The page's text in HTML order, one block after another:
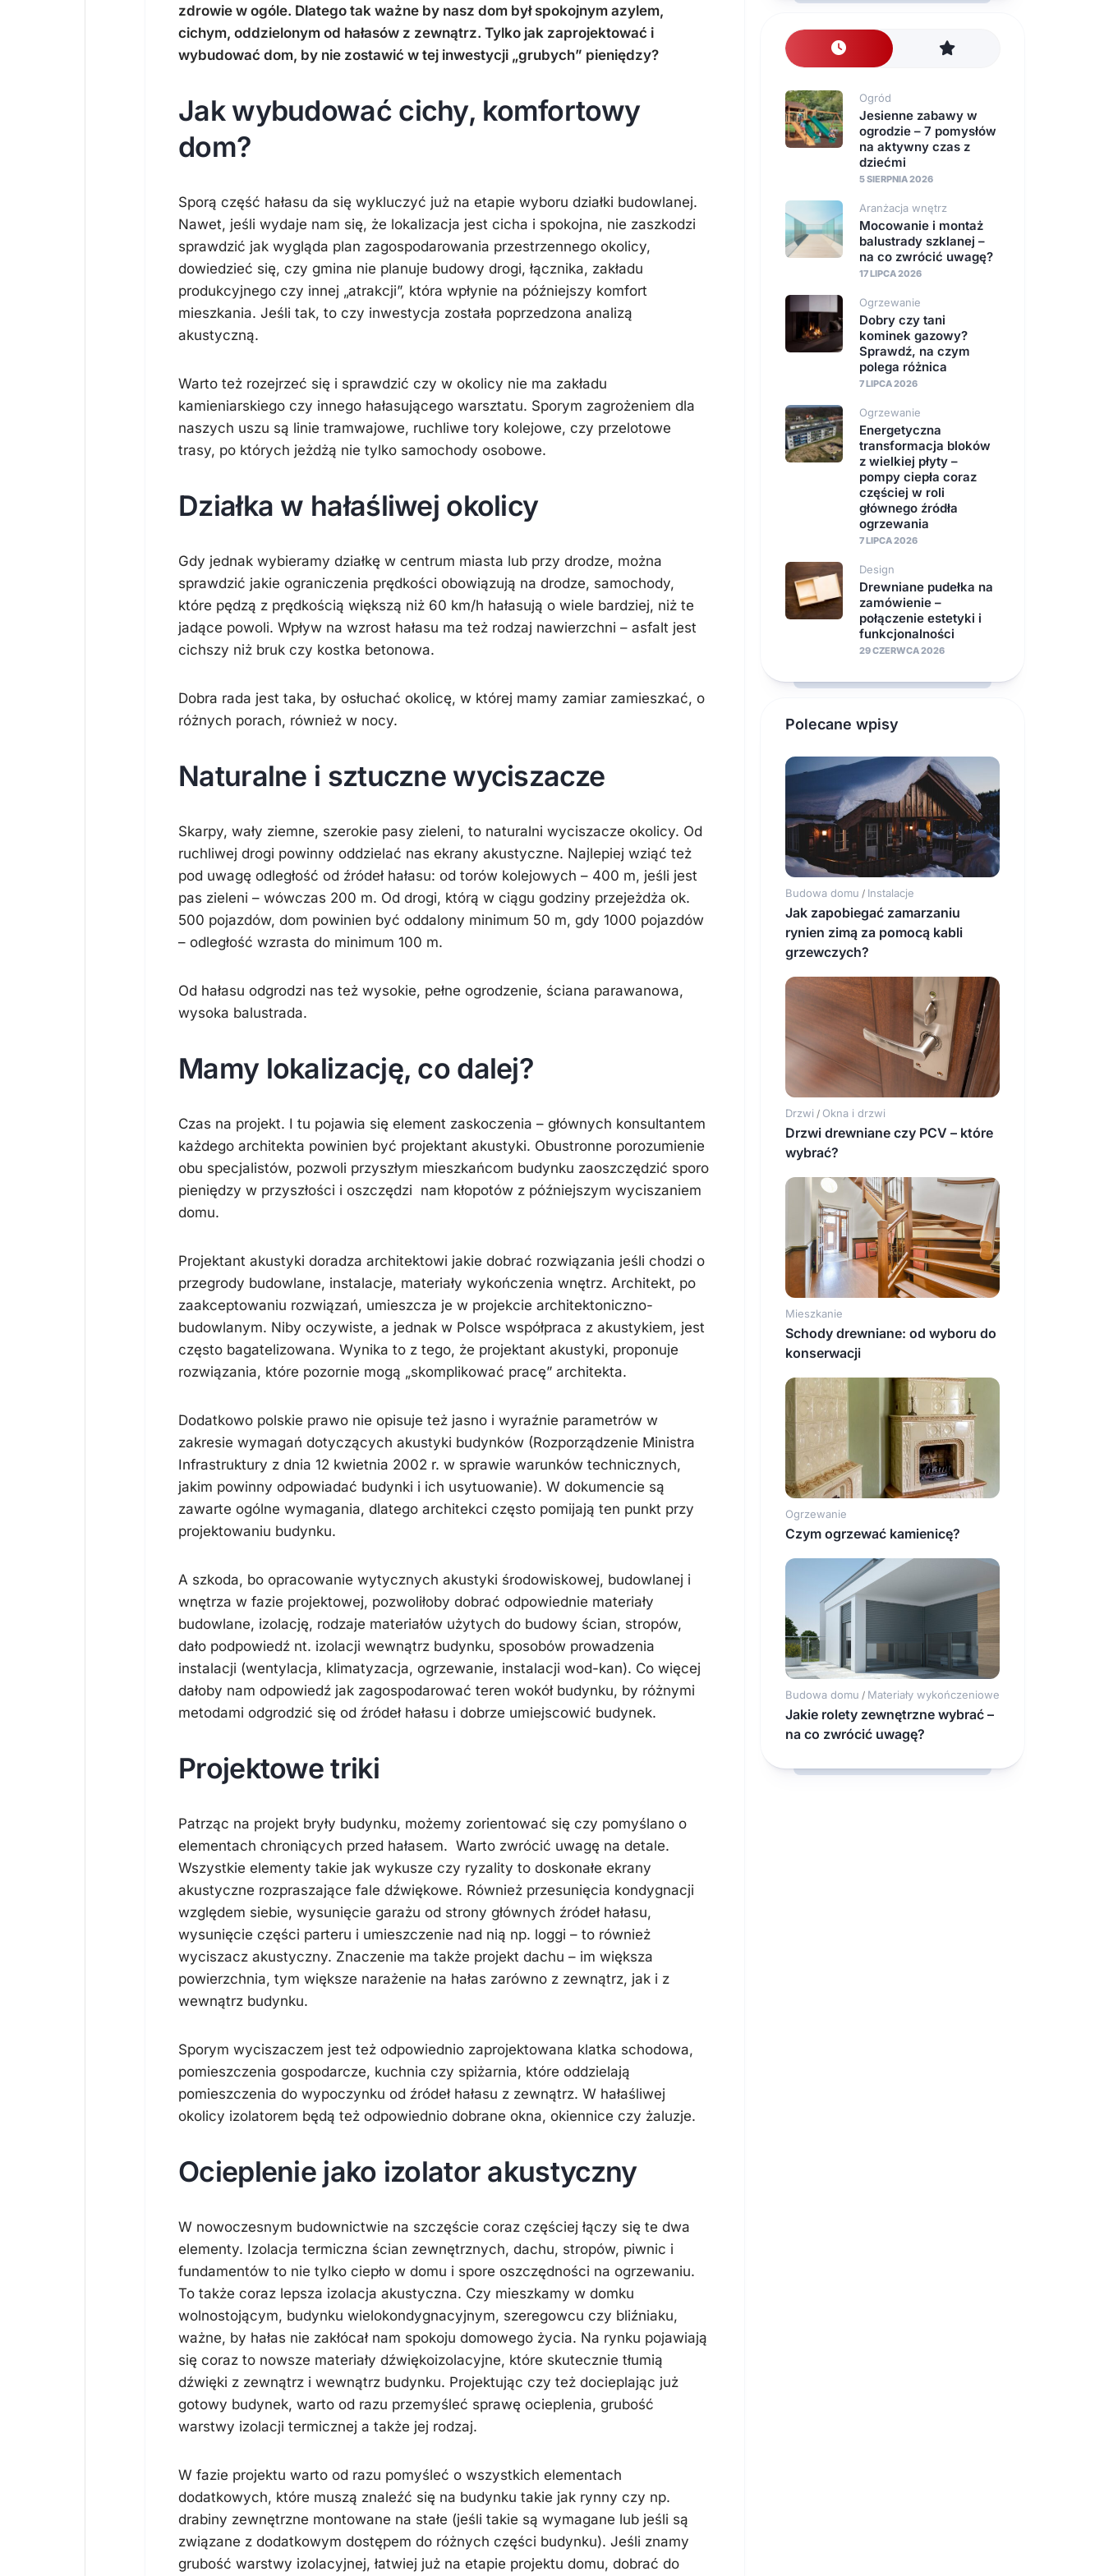
Więźba
dachowa
zimowe
nawierzchnie
Instalacje
zdrowie w ogóle. Dlatego tak ważne by nasz dom był spokojnym azylem,
cichym, oddzielonym od hałasów z zewnątrz. Tylko jak zaprojektować i
wybudować dom, by nie zostawić w tej inwestycji „grubych” pieniędzy?
Jak wybudować cichy, komfortowy
dom?
Sporą część hałasu da się wykluczyć już na etapie wyboru działki budowlanej.
Nawet, jeśli wydaje nam się, że lokalizacja jest cicha i spokojna, nie zaszkodzi
sprawdzić jak wygląda plan zagospodarowania przestrzennego okolicy,
dowiedzieć się, czy gmina nie planuje budowy drogi, łącznika, zakładu
produkcyjnego czy innej „atrakcji”, która wpłynie na późniejszy komfort
mieszkania. Jeśli tak, to czy inwestycja została poprzedzona analizą
akustyczną.
Warto też rozejrzeć się i sprawdzić czy w okolicy nie ma zakładu
kamieniarskiego czy innego hałasującego warsztatu. Sporym zagrożeniem dla
naszych uszu są linie tramwajowe, ruchliwe tory kolejowe, czy przelotowe
trasy, po których jeżdżą nie tylko samochody osobowe.
Działka w hałaśliwej okolicy
Gdy jednak wybieramy działkę w centrum miasta lub przy drodze, można
sprawdzić jakie ograniczenia prędkości obowiązują na drodze, samochody,
które pędzą z prędkością większą niż 60 km/h hałasują o wiele bardziej, niż te
jadące powoli. Wpływ na wzrost hałasu ma też rodzaj nawierzchni – asfalt jest
cichszy niż bruk czy kostka betonowa.
Dobra rada jest taka, by osłuchać okolicę, w której mamy zamiar zamieszkać, o
różnych porach, również w nocy.
Naturalne i sztuczne wyciszacze
Skarpy, wały ziemne, szerokie pasy zieleni, to naturalni wyciszacze okolicy. Od
ruchliwej drogi powinny oddzielać nas ekrany akustyczne. Najlepiej wziąć też
pod uwagę odległość od źródeł hałasu: od torów kolejowych – 400 m, jeśli jest
pas zieleni – wówczas 200 m. Od drogi, którą w ciągu godziny przejeżdża ok.
500 pojazdów, dom powinien być oddalony minimum 50 m, gdy 1000 pojazdów
– odległość wzrasta do minimum 100 m.
Od hałasu odgrodzi nas też wysokie, pełne ogrodzenie, ściana parawanowa,
wysoka balustrada.
Mamy lokalizację, co dalej?
Czas na projekt. I tu pojawia się element zaskoczenia – głównych konsultantem
każdego architekta powinien być projektant akustyki. Obustronne porozumienie
obu specjalistów, pozwoli przyszłym mieszkańcom budynku zaoszczędzić sporo
pieniędzy w przyszłości i oszczędzi nam kłopotów z późniejszym wyciszaniem
domu.
Projektant akustyki doradza architektowi jakie dobrać rozwiązania jeśli chodzi o
przegrody budowlane, instalacje, materiały wykończenia wnętrz. Architekt, po
zaakceptowaniu rozwiązań, umieszcza je w projekcie architektoniczno-
budowlanym. Niby oczywiste, a jednak w Polsce współpraca z akustykiem, jest
często bagatelizowana. Wynika to z tego, że projektant akustyki, proponuje
rozwiązania, które pozornie mogą „skomplikować pracę” architekta.
Dodatkowo polskie prawo nie opisuje też jasno i wyraźnie parametrów w
zakresie wymagań dotyczących akustyki budynków (Rozporządzenie Ministra
Infrastruktury z dnia 12 kwietnia 2002 r. w sprawie warunków technicznych,
jakim powinny odpowiadać budynki i ich usytuowanie). W dokumencie są
zawarte ogólne wymagania, dlatego architekci często pomijają ten punkt przy
projektowaniu budynku.
A szkoda, bo opracowanie wytycznych akustyki środowiskowej, budowlanej i
wnętrza w fazie projektowej, pozwoliłoby dobrać odpowiednie materiały
budowlane, izolację, rodzaje materiałów użytych do budowy ścian, stropów,
dało podpowiedź nt. izolacji wewnątrz budynku, sposobów prowadzenia
instalacji (wentylacja, klimatyzacja, ogrzewanie, instalacji wod-kan). Co więcej
dałoby nam odpowiedź jak zagospodarować teren wokół budynku, by różnymi
metodami odgrodzić się od źródeł hałasu i dobrze umiejscowić budynek.
Projektowe triki
Patrząc na projekt bryły budynku, możemy zorientować się czy pomyślano o
elementach chroniących przed hałasem. Warto zwrócić uwagę na detale.
Wszystkie elementy takie jak wykusze czy ryzality to doskonałe ekrany
akustyczne rozpraszające fale dźwiękowe. Również przesunięcia kondygnacji
względem siebie, wysunięcie garażu od strony głównych źródeł hałasu,
wysunięcie części parteru i umieszczenie nad nią np. loggi – to również
wyciszacz akustyczny. Znaczenie ma także projekt dachu – im większa
powierzchnia, tym większe narażenie na hałas zarówno z zewnątrz, jak i z
wewnątrz budynku.
Sporym wyciszaczem jest też odpowiednio zaprojektowana klatka schodowa,
pomieszczenia gospodarcze, kuchnia czy spiżarnia, które oddzielają
pomieszczenia do wypoczynku od źródeł hałasu z zewnątrz. W hałaśliwej
okolicy izolatorem będą też odpowiednio dobrane okna, okiennice czy żaluzje.
Ocieplenie jako izolator akustyczny
W nowoczesnym budownictwie na szczęście coraz częściej łączy się te dwa
elementy. Izolacja termiczna ścian zewnętrznych, dachu, stropów, piwnic i
fundamentów to nie tylko ciepło w domu i spore oszczędności na ogrzewaniu.
To także coraz lepsza izolacja akustyczna. Czy mieszkamy w domku
wolnostojącym, budynku wielokondygnacyjnym, szeregowcu czy bliźniaku,
ważne, by hałas nie zakłócał nam spokoju domowego życia. Na rynku pojawiają
się coraz to nowsze materiały dźwiękoizolacyjne, które skutecznie tłumią
dźwięki z zewnątrz i wewnątrz budynku. Projektując czy też docieplając już
gotowy budynek, warto od razu przemyśleć sprawę ocieplenia, grubość
warstwy izolacji termicznej a także jej rodzaj.
W fazie projektu warto od razu pomyśleć o wszystkich elementach
dodatkowych, które muszą znaleźć się na budynku takie jak rynny czy np.
drabiny zewnętrzne montowane na stałe (jeśli takie są wymagane lub jeśli są
związane z dodatkowym dostępem do różnych części budynku). Jeśli znamy
grubość warstwy izolacyjnej, łatwiej już na etapie projektu domu, dobrać do
Ogród
Jesienne zabawy w
ogrodzie – 7 pomysłów
na aktywny czas z
dziećmi
5 SIERPNIA 2026
Aranżacja wnętrz
Mocowanie i montaż
balustrady szklanej –
na co zwrócić uwagę?
17 LIPCA 2026
Ogrzewanie
Dobry czy tani
kominek gazowy?
Sprawdź, na czym
polega różnica
7 LIPCA 2026
Ogrzewanie
Energetyczna
transformacja bloków
z wielkiej płyty –
pompy ciepła coraz
częściej w roli
głównego źródła
ogrzewania
7 LIPCA 2026
Design
Drewniane pudełka na
zamówienie –
połączenie estetyki i
funkcjonalności
29 CZERWCA 2026
Polecane wpisy
Budowa domu / Instalacje
Jak zapobiegać zamarzaniu
rynien zimą za pomocą kabli
grzewczych?
Drzwi / Okna i drzwi
Drzwi drewniane czy PCV – które
wybrać?
Mieszkanie
Schody drewniane: od wyboru do
konserwacji
Ogrzewanie
Czym ogrzewać kamienicę?
Budowa domu / Materiały wykończeniowe
Jakie rolety zewnętrzne wybrać –
na co zwrócić uwagę?